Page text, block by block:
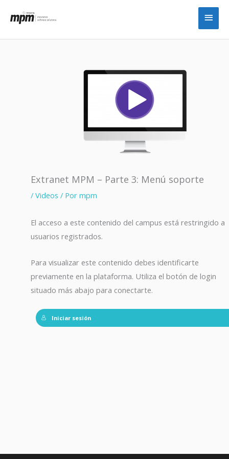
Extranet MPM – Parte 3: Menú soporte
/ Videos / Por mpm
El acceso a este contenido del campus está restringido a
usuarios registrados.
Para visualizar este contenido debes identificarte
previamente en la plataforma. Utiliza el botón de login
situado más abajo para conectarte.
Iniciar sesión